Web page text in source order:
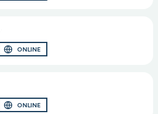
ONLINE
ONLINE